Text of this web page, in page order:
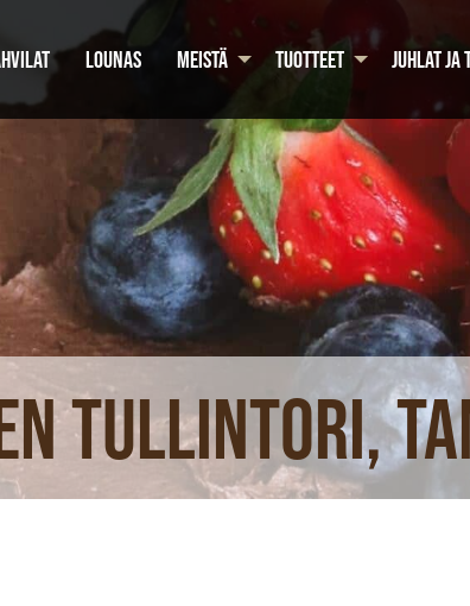
LOUNAS MEISTÄ TUOTTEET JUHLAT JA
Tullintori,